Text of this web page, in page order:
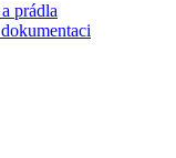
prádla